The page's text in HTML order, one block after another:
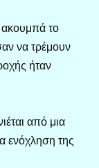
ακουμπά το
να τρέμουν
ήταν
από μια
ενόχληση της